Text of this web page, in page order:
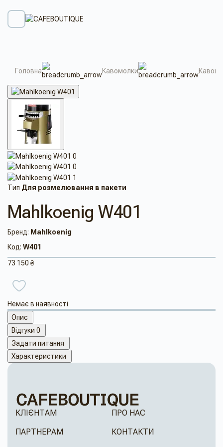
Головна Кавомолки
Тип Для розмелювання в пакети
Mahlkoenig W401
Бренд: Mahlkoenig
Код: W401
73 150 ₴
Немає в наявності
Опис
Відгуки 0
Задати питання
Характеристики
КЛІЄНТАМ
ПАРТНЕРАМ
ПРО НАС
КОНТАКТИ